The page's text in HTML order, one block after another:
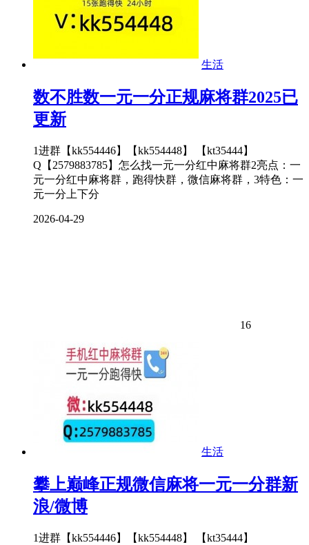
生活
数不胜数一元一分正规麻将群2025已
更新
1进群【kk554446】【kk554448】 【kt35444】
Q【2579883785】怎么找一元一分红中麻将群2亮点：一
元一分红中麻将群，跑得快群，微信麻将群，3特色：一
元一分上下分
2026-04-29
16
生活
攀上巅峰正规微信麻将一元一分群新
浪/微博
1进群【kk554446】【kk554448】 【kt35444】